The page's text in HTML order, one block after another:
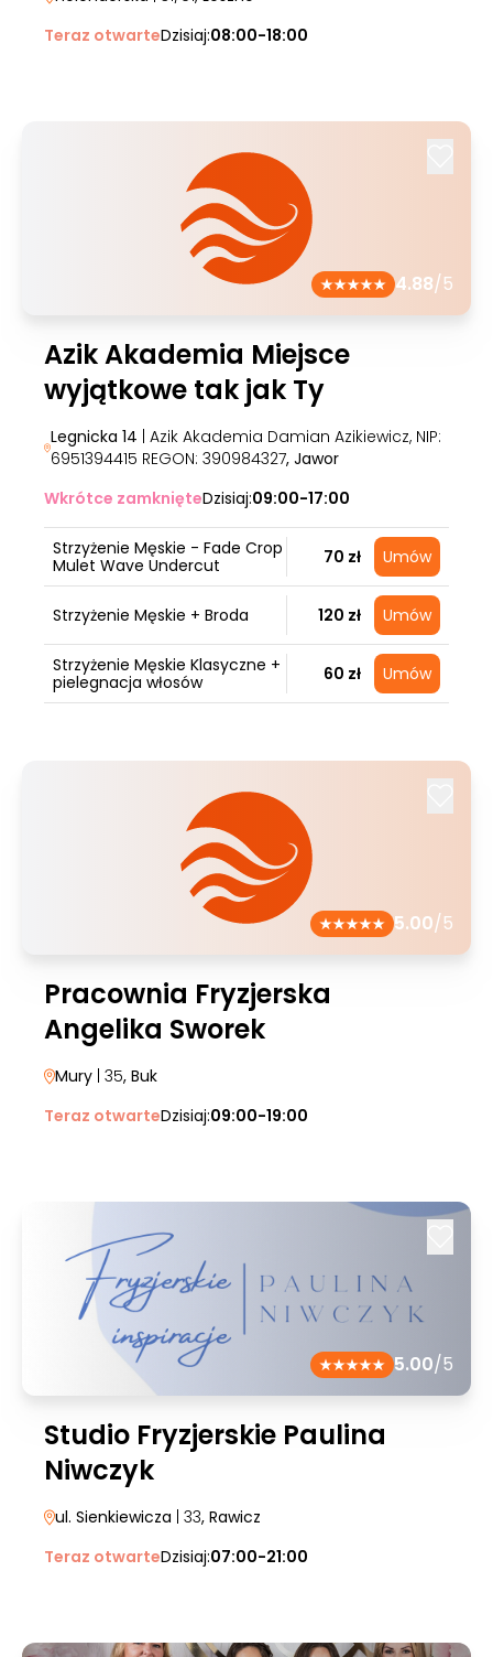
Teraz otwarteDzisiaj:08:00-18:00
4.88/5
Azik Akademia Miejsce
wyjątkowe tak jak Ty
Legnicka 14 | Azik Akademia Damian Azikiewicz, NIP:
6951394415 REGON: 390984327, Jawor
Wkrótce zamknięteDzisiaj:09:00-17:00
Strzyżenie Męskie - Fade Crop
Mulet Wave Undercut
70 zł Umów
Strzyżenie Męskie + Broda 120 zł Umów
Strzyżenie Męskie Klasyczne +
pielegnacja włosów
60 zł Umów
5.00/5
Pracownia Fryzjerska
Angelika Sworek
Mury | 35, Buk
Teraz otwarteDzisiaj:09:00-19:00
5.00/5
Studio Fryzjerskie Paulina
Niwczyk
ul. Sienkiewicza | 33, Rawicz
Teraz otwarteDzisiaj:07:00-21:00